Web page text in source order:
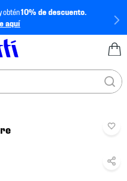
obtén10% de descuento.
aquí